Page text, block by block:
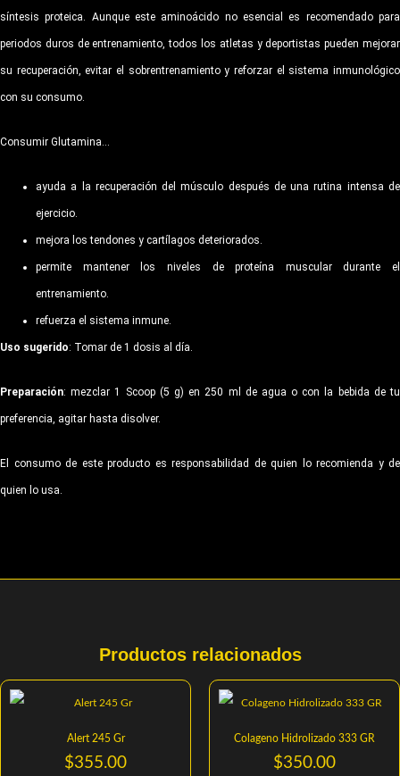
síntesis proteica. Aunque este aminoácido no esencial es recomendado para
periodos duros de entrenamiento, todos los atletas y deportistas pueden mejorar
su recuperación, evitar el sobrentrenamiento y reforzar el sistema inmunológico
con su consumo.
Consumir Glutamina…
ayuda a la recuperación del músculo después de una rutina intensa de
ejercicio.
mejora los tendones y cartílagos deteriorados.
permite mantener los niveles de proteína muscular durante el
entrenamiento.
refuerza el sistema inmune.
Uso sugerido: Tomar de 1 dosis al día.
Preparación: mezclar 1 Scoop (5 g) en 250 ml de agua o con la bebida de tu
preferencia, agitar hasta disolver.
El consumo de este producto es responsabilidad de quien lo recomienda y de
quien lo usa.
Productos relacionados
Alert 245 Gr
$355.00
Colageno Hidrolizado 333 GR
$350.00